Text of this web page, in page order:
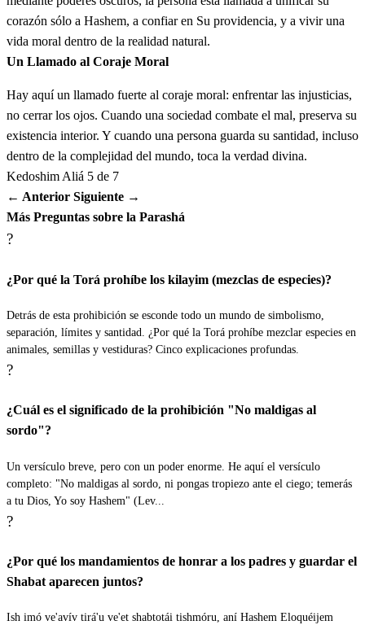
ajareihém venatatí et panái banéfesh hahí vehijratí otó
mikérev amó
וְהִתְקַדִּשְׁתֶּם וִהְיִיתֶם קְדֹשִׁים כִּי אֲנִי יְדוָד
אֱלֹהֵיכֶם׃
7Vehitkadishtém viheyitém kedoshím ki aní Adonai
elohéijem
corazón sólo a Hashem, a confiar en Su providencia, y a vivir una
vida moral dentro de la realidad natural.
Un Llamado al Coraje Moral
Hay aquí un llamado fuerte al coraje moral: enfrentar las injusticias,
no cerrar los ojos. Cuando una sociedad combate el mal, preserva su
existencia interior. Y cuando una persona guarda su santidad, incluso
dentro de la complejidad del mundo, toca la verdad divina.
KedoshimAliá 5 de 7
← Anterior Siguiente →
Más Preguntas sobre la Parashá
?
¿Por qué la Torá prohíbe los kilayim (mezclas de especies)?
Detrás de esta prohibición se esconde todo un mundo de simbolismo,
separación, límites y santidad. ¿Por qué la Torá prohíbe mezclar especies en
animales, semillas y vestiduras? Cinco explicaciones profundas.
?
¿Cuál es el significado de la prohibición "No maldigas al
sordo"?
Un versículo breve, pero con un poder enorme. He aquí el versículo
completo: "No maldigas al sordo, ni pongas tropiezo ante el ciego; temerás
a tu Dios, Yo soy Hashem" (Lev...
?
¿Por qué los mandamientos de honrar a los padres y guardar el
Shabat aparecen juntos?
Ish imó ve'avív tirá'u ve'et shabtotái tishmóru, aní Hashem Eloquéijem